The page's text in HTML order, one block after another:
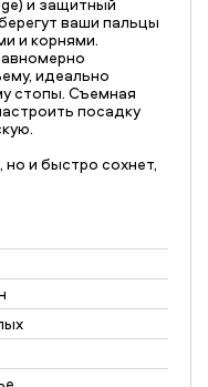
ваши пальцы
и корнями.
идеально
стопы. Съемная
посадку
но и быстро сохнет,